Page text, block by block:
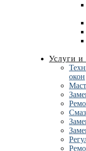
Услуги
окон